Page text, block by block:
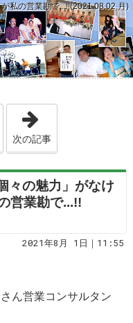
私の営業勘で...!!(2021.08.02.月)
電話は手短にで、リアル
次の記事
の魅力」がなけ
営業勘で...!!
2021年8月 1日｜11:55
ん営業コンサルタン